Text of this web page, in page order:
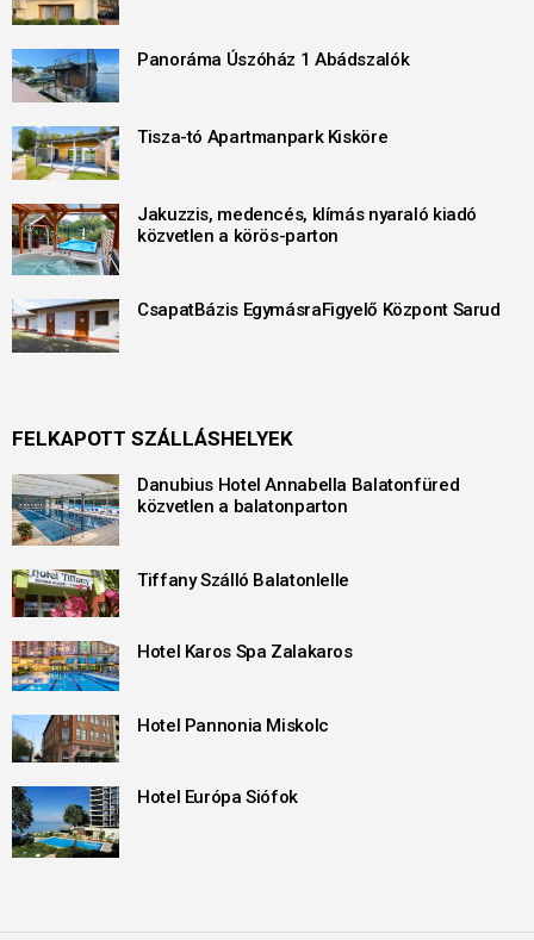
Panoráma Úszóház 1 Abádszalók
Tisza-tó Apartmanpark Kisköre
Jakuzzis, medencés, klímás nyaraló kiadó
közvetlen a körös-parton
CsapatBázis EgymásraFigyelő Központ Sarud
FELKAPOTT SZÁLLÁSHELYEK
Danubius Hotel Annabella Balatonfüred
közvetlen a balatonparton
Tiffany Szálló Balatonlelle
Hotel Karos Spa Zalakaros
Hotel Pannonia Miskolc
Hotel Európa Siófok